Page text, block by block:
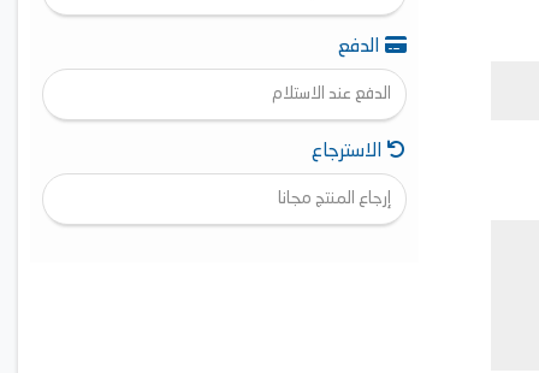
الدفع
الدفع عند الاستلام
الاسترجاع
إرجاع المنتج مجانا